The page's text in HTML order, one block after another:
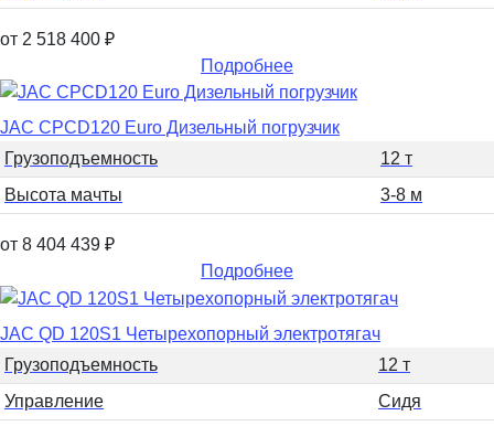
от 2 518 400 ₽
Подробнее
JAC CPCD120 Euro Дизельный погрузчик
Грузоподъемность
12 т
Высота мачты
3-8 м
от 8 404 439 ₽
Подробнее
JAC QD 120S1 Четырехопорный электротягач
Грузоподъемность
12 т
Управление
Сидя